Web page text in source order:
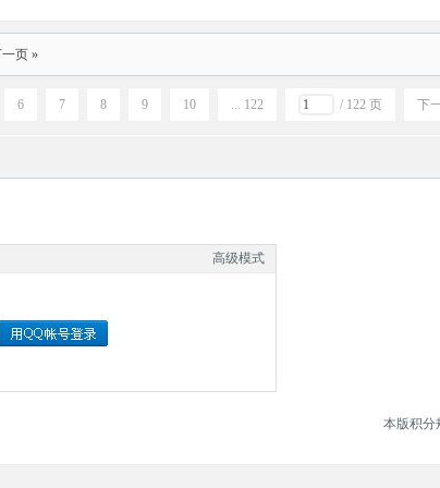
页 »
6 7 8 9 10 ... 122 / 122 页 下
高级模式
本版积分